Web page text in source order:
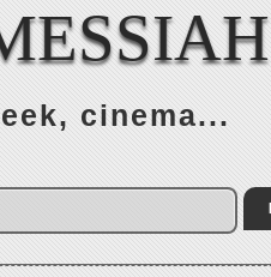
cinema...